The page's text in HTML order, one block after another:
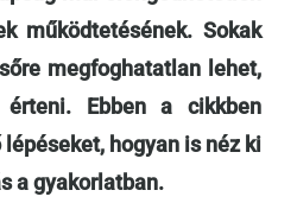
működtetésének. Sokak
megfoghatatlan lehet,
Ebben a cikkben
hogyan is néz ki
a gyakorlatban.